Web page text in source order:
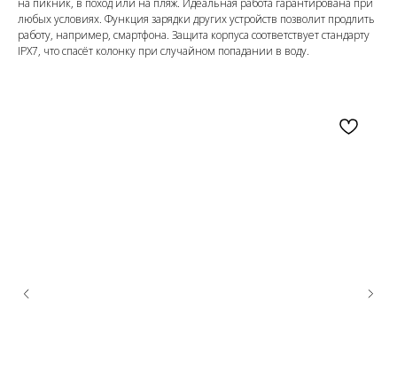
на пикник, в поход или на пляж. Идеальная работа гарантирована при
любых условиях. Функция зарядки других устройств позволит продлить
работу, например, смартфона. Защита корпуса соответствует стандарту
IPX7, что спасёт колонку при случайном попадании в воду.